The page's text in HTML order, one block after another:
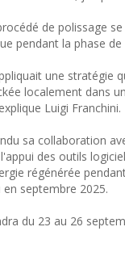
de polissage
pendant la phase
une stratégie
localement dans
Luigi Franchini.
sa collaboration
des outils
régénérée
septembre 2025.
du 23 au 26